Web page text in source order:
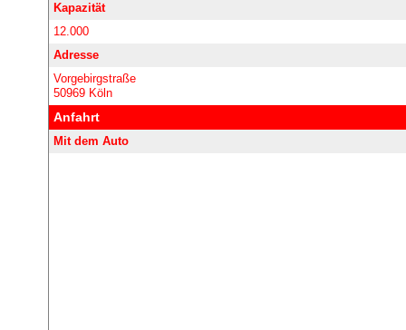
Kapazität
12.000
Adresse
Vorgebirgstraße
50969 Köln
Anfahrt
Mit dem Auto